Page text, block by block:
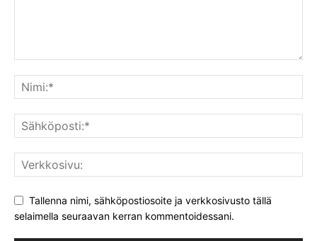
Tallenna nimi, sähköpostiosoite ja verkkosivusto tällä
selaimella seuraavan kerran kommentoidessani.